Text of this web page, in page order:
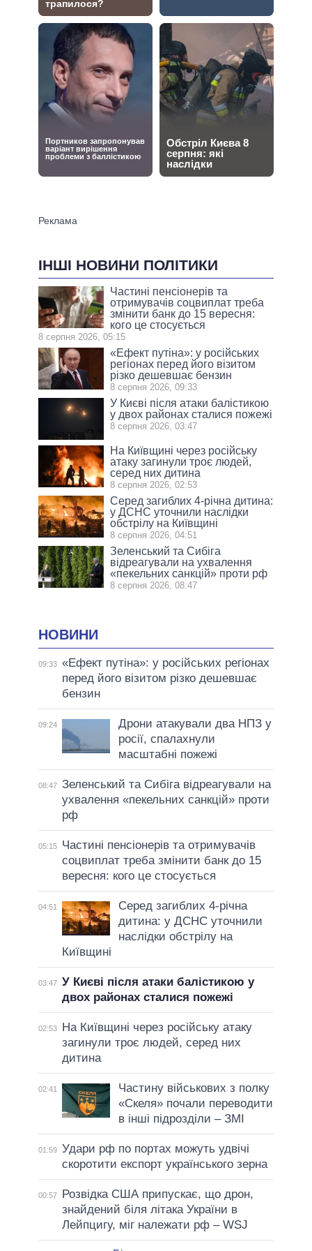
ІНШІ НОВИНИ ПОЛІТИКИ
Частині пенсіонерів та
отримувачів соцвиплат треба
змінити банк до 15 вересня:
кого це стосується
8 серпня 2026, 05:15
«Ефект путіна»: у російських
регіонах перед його візитом
різко дешевшає бензин
8 серпня 2026, 09:33
У Києві після атаки балістикою
у двох районах сталися пожежі
8 серпня 2026, 03:47
На Київщині через російську
атаку загинули троє людей,
серед них дитина
8 серпня 2026, 02:53
Серед загиблих 4-річна дитина:
у ДСНС уточнили наслідки
обстрілу на Київщині
8 серпня 2026, 04:51
Зеленський та Сибіга
відреагували на ухвалення
«пекельних санкцій» проти рф
8 серпня 2026, 08:47
НОВИНИ
09:33 «Ефект путіна»: у російських регіонах
перед його візитом різко дешевшає
бензин
09:24
Дрони атакували два НПЗ у
росії, спалахнули
масштабні пожежі
08:47 Зеленський та Сибіга відреагували на
ухвалення «пекельних санкцій» проти
рф
05:15
Частині пенсіонерів та отримувачів
соцвиплат треба змінити банк до 15
вересня: кого це стосується
04:51
Серед загиблих 4-річна
дитина: у ДСНС уточнили
наслідки обстрілу на
Київщині
03:47 У Києві після атаки балістикою у
двох районах сталися пожежі
02:53
На Київщині через російську атаку
загинули троє людей, серед них
дитина
02:41
Частину військових з полку
«Скеля» почали переводити
в інші підрозділи – ЗМІ
01:59 Удари рф по портах можуть удвічі
скоротити експорт українського зерна
00:57
Розвідка США припускає, що дрон,
знайдений біля літака України в
Лейпцигу, міг належати рф – WSJ